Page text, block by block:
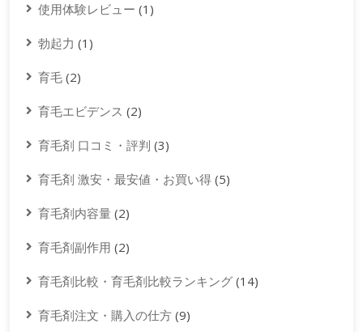
使用体験レビュー (1)
勃起力 (1)
育毛 (2)
育毛エビデンス (2)
育毛剤 口コミ・評判 (3)
育毛剤 激安・最安値・お買い得 (5)
育毛剤内容量 (2)
育毛剤副作用 (2)
育毛剤比較・育毛剤比較ランキング (14)
育毛剤注文・購入の仕方 (9)